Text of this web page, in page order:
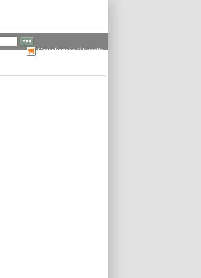
Ostoskorissa 0 tuotetta